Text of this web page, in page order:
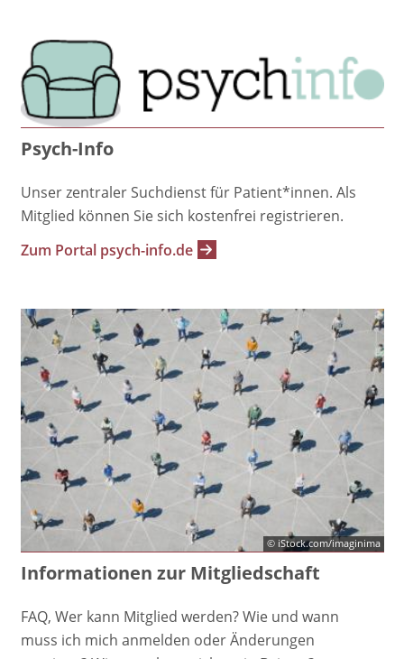
Psych-Info
Unser zentraler Suchdienst für Patient*innen. Als
Mitglied können Sie sich kostenfrei registrieren.
Zum Portal psych-info.de
© iStock.com/imaginima
Informationen zur Mitgliedschaft
FAQ, Wer kann Mitglied werden? Wie und wann
muss ich mich anmelden oder Änderungen